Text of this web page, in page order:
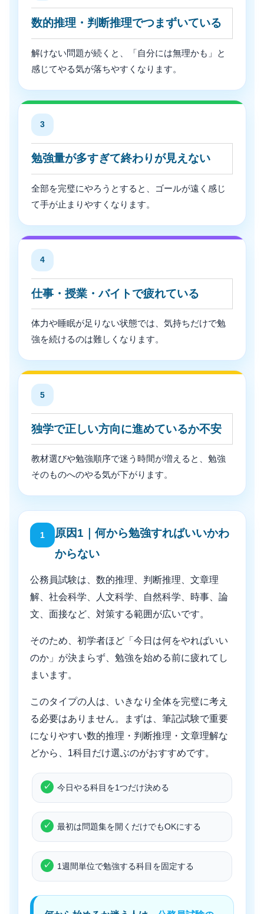
数的推理・判断推理でつまずいている
解けない問題が続くと、「自分には無理かも」と
感じてやる気が落ちやすくなります。
3
勉強量が多すぎて終わりが見えない
全部を完璧にやろうとすると、ゴールが遠く感じ
て手が止まりやすくなります。
4
仕事・授業・バイトで疲れている
体力や睡眠が足りない状態では、気持ちだけで勉
強を続けるのは難しくなります。
5
独学で正しい方向に進めているか不安
教材選びや勉強順序で迷う時間が増えると、勉強
そのものへのやる気が下がります。
1
原因1｜何から勉強すればいいかわ
からない
公務員試験は、数的推理、判断推理、文章理
解、社会科学、人文科学、自然科学、時事、論
文、面接など、対策する範囲が広いです。
そのため、初学者ほど「今日は何をやればいい
のか」が決まらず、勉強を始める前に疲れてし
まいます。
このタイプの人は、いきなり全体を完璧に考え
る必要はありません。まずは、筆記試験で重要
になりやすい数的推理・判断推理・文章理解な
どから、1科目だけ選ぶのがおすすめです。
今日やる科目を1つだけ決める
最初は問題集を開くだけでもOKにする
1週間単位で勉強する科目を固定する